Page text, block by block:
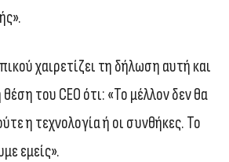
χαιρετίζει τη δήλωση αυτή και
του CEO ότι: «Το μέλλον δεν θα
η τεχνολογία ή οι συνθήκες. Το
εμείς».